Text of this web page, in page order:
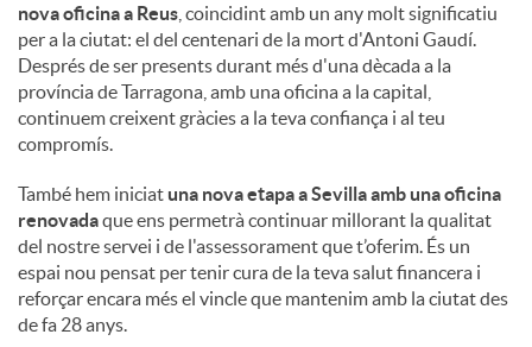
nova oficina a Reus , coincidint amb un any molt significatiu
per a la ciutat: el del centenari de la mort d'Antoni Gaudí.
Després de ser presents durant més d'una dècada a la
província de Tarragona, amb una oficina a la capital,
continuem creixent gràcies a la teva confiança i al teu
compromís.
També hem iniciat una nova etapa a Sevilla amb una oficina
renovadaque ens permetrà continuar millorant la qualitat
del nostre servei i de l'assessorament que t’oferim. És un
espai nou pensat per tenir cura de la teva salut financera i
reforçar encara més el vincle que mantenim amb la ciutat des
de fa 28 anys.